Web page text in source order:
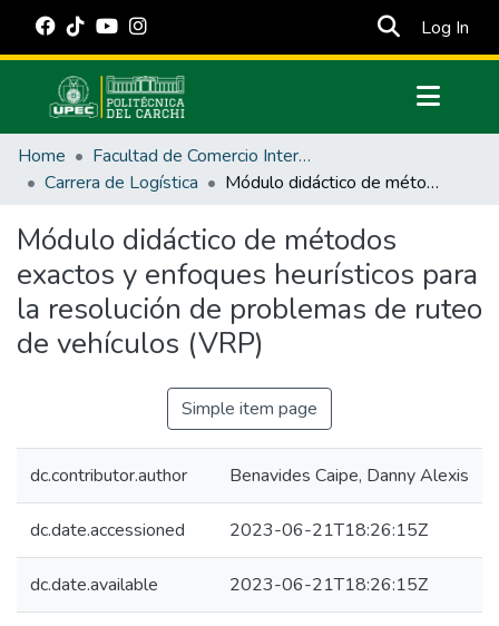
Log In
Communities & Collections
All of DSpace
Estadísticas Externas
Manuales
Home
Facultad de Comercio Internacional, Integración, Administración y Economía Empresarial
Carrera de Logística
Módulo didáctico de métodos exactos y enfoques heurísticos para la resolución de problemas de ruteo de vehículos (VRP)
Módulo didáctico de métodos
exactos y enfoques heurísticos para
la resolución de problemas de ruteo
de vehículos (VRP)
Simple item page
dc.contributor.author Benavides Caipe, Danny Alexis
dc.date.accessioned 2023-06-21T18:26:15Z
dc.date.available 2023-06-21T18:26:15Z